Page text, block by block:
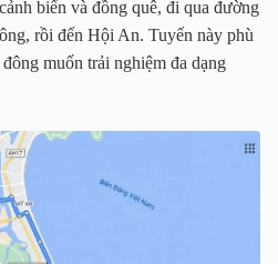
biển và đồng quê, đi qua đường
rồi đến Hội An. Tuyến này phù
muốn trải nghiệm đa dạng